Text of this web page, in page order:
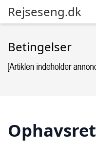
Rejseseng.dk
Betingelser
Ophavsret